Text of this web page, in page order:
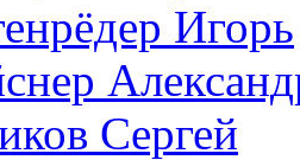
Игорь
Сергей